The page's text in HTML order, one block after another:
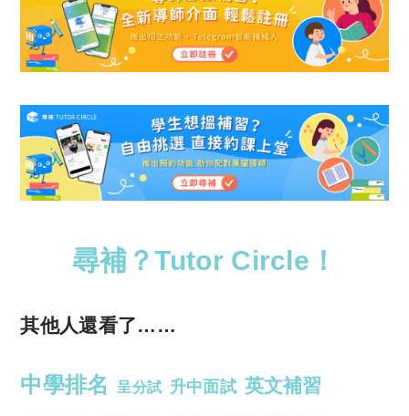
尋補？Tutor Circle！
其他人還看了……
中學排名 呈分試 升中面試 英文補習